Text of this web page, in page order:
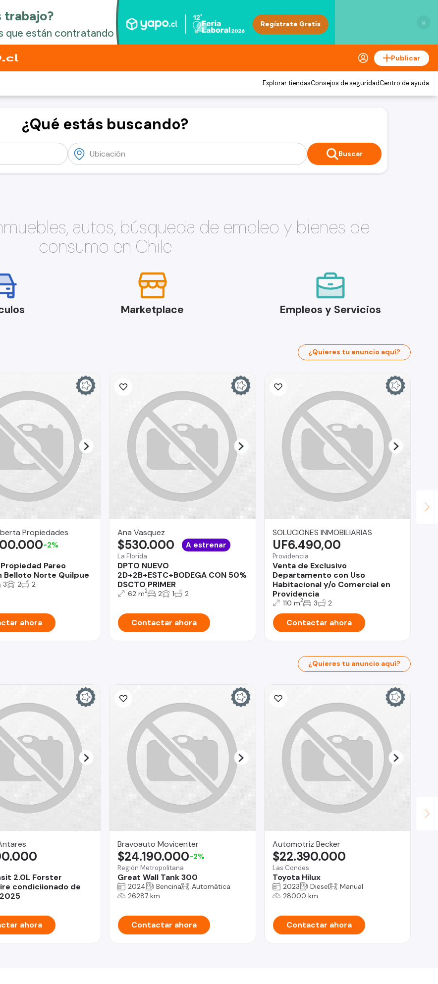
×
Publicar
Explorar tiendasConsejos de seguridadCentro de ayuda
¿Qué estás buscando?
Buscar
autos, búsqueda de empleo y bienes de
consumo en Chile
Marketplace Empleos y Servicios
¿Quieres tu anuncio aquí?
Propiedades
Pareo
Belloto Norte Quilpue
-2%
3 2 2
ahora
Ana Vasquez
La Florida
DPTO NUEVO
2D+2B+ESTC+BODEGA CON 50%
DSCTO PRIMER
$530.000 A estrenar
62 m2 2 1 2
Contactar ahora
SOLUCIONES INMOBILIARIAS
Providencia
Venta de Exclusivo
Departamento con Uso
Habitacional y/o Comercial en
Providencia
UF6.490,00
110 m2 3 2
Contactar ahora
¿Quieres tu anuncio aquí?
2.0L Forster
condiciionado de
ahora
Bravoauto Movicenter
Región Metropolitana
Great Wall Tank 300
$24.190.000-2%
2024 Bencina
Automática
26287 km
Contactar ahora
Automotriz Becker
Las Condes
Toyota Hilux
$22.390.000
2023 Diesel
Manual
28000 km
Contactar ahora